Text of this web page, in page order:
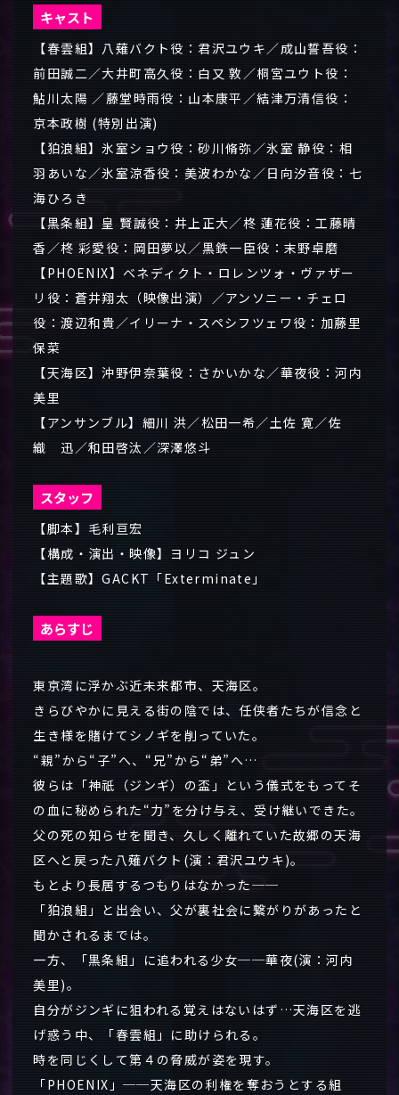
キャスト
【春雲組】八薙バクト役：君沢ユウキ／成山誓吾役：
前田誠二／大井町高久役：白又 敦／桐宮ユウト役：
鮎川太陽 ／藤堂時雨役：山本康平／結津万清信役：
京本政樹 (特別出演)
【狛浪組】氷室ショウ役：砂川脩弥／氷室 静役：相
羽あいな／氷室涼香役：美波わかな／日向汐音役：七
海ひろき
【黒条組】皇 賢誠役：井上正大／柊 蓮花役：工藤晴
香／柊 彩愛役：岡田夢以／黒鉄一臣役：末野卓磨
【PHOENIX】ベネディクト・ロレンツォ・ヴァザー
リ役：蒼井翔太（映像出演）／アンソニー・チェロ
役：渡辺和貴／イリーナ・スペシフツェワ役：加藤里
保菜
【天海区】沖野伊奈葉役：さかいかな／華夜役：河内
美里
【アンサンブル】細川 洪／松田一希／土佐 寛／佐
織 迅／和田啓汰／深澤悠斗
スタッフ
【脚本】毛利亘宏
【構成・演出・映像】ヨリコ ジュン
【主題歌】GACKT「Exterminate」
あらすじ
東京湾に浮かぶ近未来都市、天海区。
きらびやかに見える街の陰では、任侠者たちが信念と
生き様を賭けてシノギを削っていた。
“親”から“子”へ、“兄”から“弟”へ…
彼らは「神祇（ジンギ）の盃」という儀式をもってそ
の血に秘められた“力”を分け与え、受け継いできた。
父の死の知らせを聞き、久しく離れていた故郷の天海
区へと戻った八薙バクト(演：君沢ユウキ)。
もとより長居するつもりはなかった──
「狛浪組」と出会い、父が裏社会に繋がりがあったと
聞かされるまでは。
一方、「黒条組」に追われる少女──華夜(演：河内
美里)。
自分がジンギに狙われる覚えはないはず…天海区を逃
げ惑う中、「春雲組」に助けられる。
時を同じくして第４の脅威が姿を現す。
「PHOENIX」──天海区の利権を奪おうとする組